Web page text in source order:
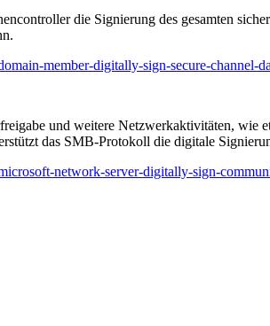
die Signierung des gesamten
member-digitally-sign-secure-channel-
und weitere Netzwerkaktivitäten, wie
das SMB-Protokoll die digitale
network-server-digitally-sign-